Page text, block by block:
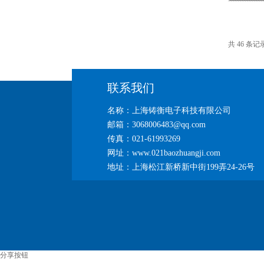
共 46 条记
联系我们
名称：上海铸衡电子科技有限公司
邮箱：3068006483@qq.com
传真：021-61993269
网址：www.021baozhuangji.com
地址：上海松江新桥新中街199弄24-26号
分享按钮